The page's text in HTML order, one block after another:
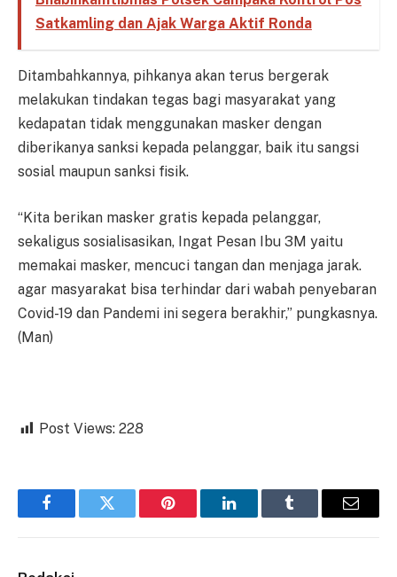
Satkamling dan Ajak Warga Aktif Ronda
Ditambahkannya, pihkanya akan terus bergerak
melakukan tindakan tegas bagi masyarakat yang
kedapatan tidak menggunakan masker dengan
diberikanya sanksi kepada pelanggar, baik itu sangsi
sosial maupun sanksi fisik.
“Kita berikan masker gratis kepada pelanggar,
sekaligus sosialisasikan, Ingat Pesan Ibu 3M yaitu
memakai masker, mencuci tangan dan menjaga jarak.
agar masyarakat bisa terhindar dari wabah penyebaran
Covid-19 dan Pandemi ini segera berakhir,” pungkasnya.
(Man)
Post Views: 228
FacebookTwitter Pinterest LinkedInTumblr Email